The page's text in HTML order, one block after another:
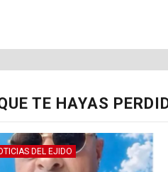
TE HAYAS
DEL EJIDO